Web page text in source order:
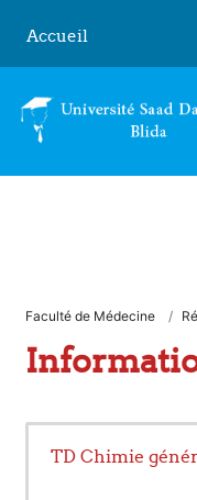
Accueil
Faculté de Médecine
TD Chimie